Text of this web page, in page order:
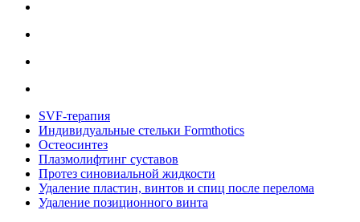
SVF-терапия
Индивидуальные стельки Formthotics
Остеосинтез
Плазмолифтинг суставов
Протез синовиальной жидкости
Удаление пластин, винтов и спиц после перелома
Удаление позиционного винта